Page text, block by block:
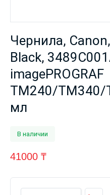
Чернила,
Black,
imagePROGRAF
TM240/TM340/
мл
В наличии
41000 ₸